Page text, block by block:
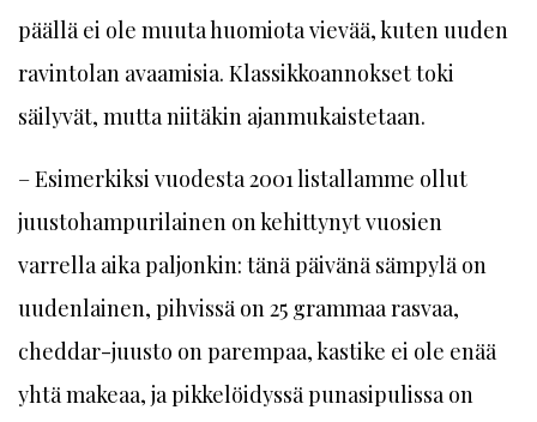
päällä ei ole muuta huomiota vievää, kuten uuden
ravintolan avaamisia. Klassikkoannokset toki
säilyvät, mutta niitäkin ajanmukaistetaan.
– Esimerkiksi vuodesta 2001 listallamme ollut
juustohampurilainen on kehittynyt vuosien
varrella aika paljonkin: tänä päivänä sämpylä on
uudenlainen, pihvissä on 25 grammaa rasvaa,
cheddar-juusto on parempaa, kastike ei ole enää
yhtä makeaa, ja pikkelöidyssä punasipulissa on